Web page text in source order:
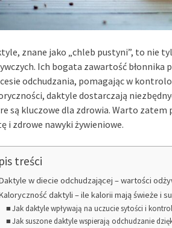
znane jako „chleb pustyni”, to nie
Ich bogata zawartość błonnika
odchudzania, pomagając w
daktyle dostarczają
są kluczowe dla zdrowia. Warto zatem
i zdrowe nawyki żywieniowe.
treści
w diecie odchudzającej – wartości
daktyli – ile kalorii mają świeże i
Jak daktyle wpływają na uczucie sytości i
Jak suszone daktyle wspierają odchudzanie